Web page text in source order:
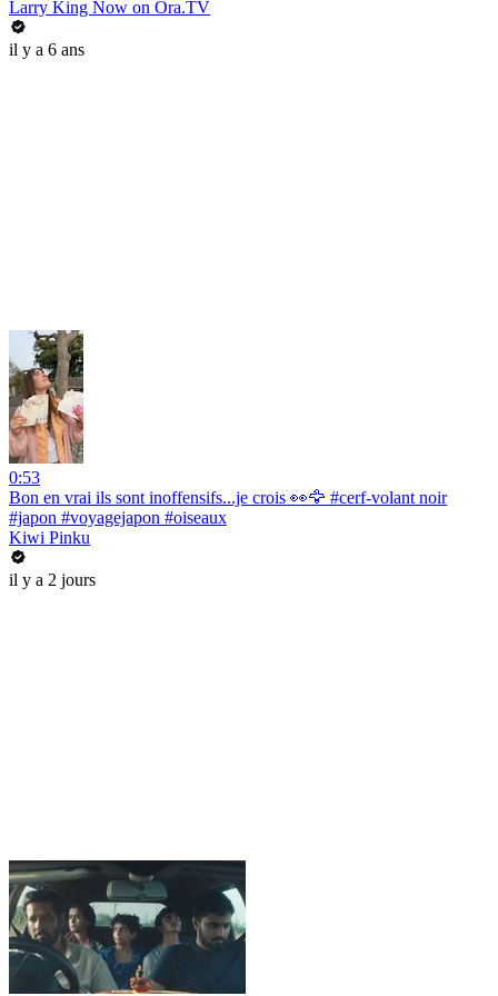
Larry King Now on Ora.TV
il y a 6 ans
0:53
Bon en vrai ils sont inoffensifs...je crois 👀🦅 #cerf-volant noir
#japon #voyagejapon #oiseaux
Kiwi Pinku
il y a 2 jours